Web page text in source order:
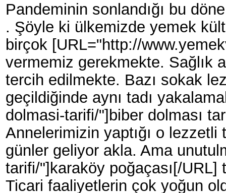
Pandeminin sonlandığı bu
. Şöyle ki ülkemizde yemek
birçok [URL="http://
vermemiz gerekmekte. Sağlık
tercih edilmekte. Bazı sokak
geçildiğinde aynı tadı
dolmasi-tarifi/"]biber dolması
Annelerimizin yaptığı o
günler geliyor akla. Ama
tarifi/"]karaköy poğaçası[/
Ticari faaliyetlerin çok yoğun